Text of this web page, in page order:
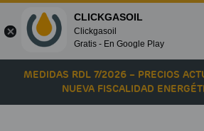
Skip to main content
MEDIDAS RDL 7/2026 – PRECIOS
NUEVA FISCALIDAD
CLICKGASOIL
Clickgasoil
Gratis - En Google Play